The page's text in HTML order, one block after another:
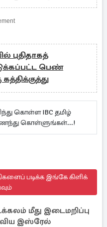
புதிதாகத்
பெண்
கொள்ள IBC தமிழ்
கொள்ளுங்கள்...!
படிக்க இங்கே கிளிக்
மீது இடைமறிப்பு
இஸ்ரேல்